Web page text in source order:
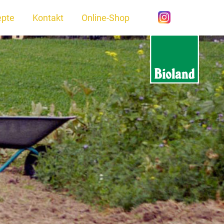
Kontakt Online-Shop